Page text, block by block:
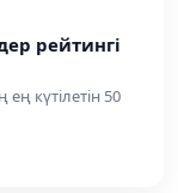
рейтингі
күтілетін 50